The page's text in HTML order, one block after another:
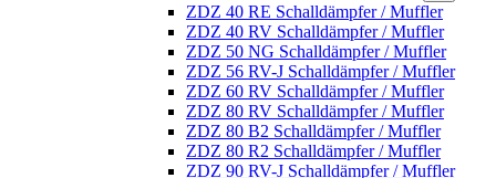
ZDZ 40 RE Schalldämpfer / Muffler
ZDZ 40 RV Schalldämpfer / Muffler
ZDZ 50 NG Schalldämpfer / Muffler
ZDZ 56 RV-J Schalldämpfer / Muffler
ZDZ 60 RV Schalldämpfer / Muffler
ZDZ 80 RV Schalldämpfer / Muffler
ZDZ 80 B2 Schalldämpfer / Muffler
ZDZ 80 R2 Schalldämpfer / Muffler
ZDZ 90 RV-J Schalldämpfer / Muffler